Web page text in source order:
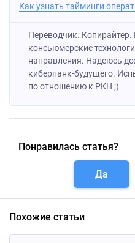
Как узнать тайминги
Переводчик.
консьюмерские
направления. Надеюсь
киберпанк-будущего.
по отношению к РКН ;)
Понравилась статья?
Да
Похожие статьи